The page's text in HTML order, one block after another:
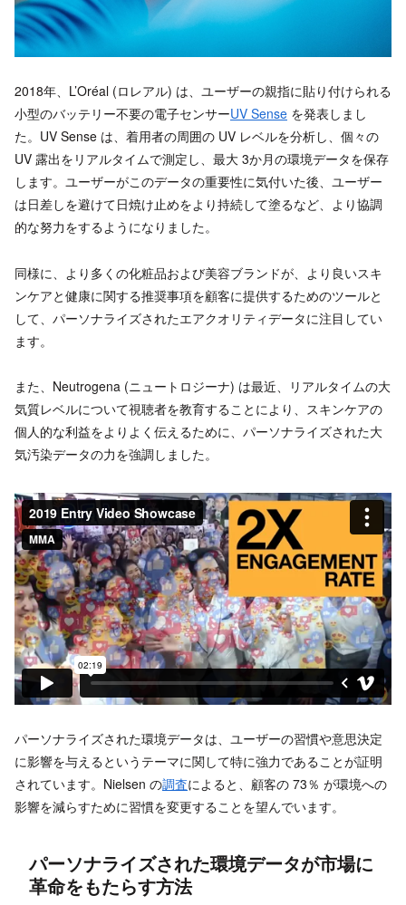
2018年、L’Oréal (ロレアル) は、ユーザーの親指に貼り付けられる
小型のバッテリー不要の電子センサーUV Sense を発表しまし
た。UV Sense は、着用者の周囲の UV レベルを分析し、個々の
UV 露出をリアルタイムで測定し、最大 3か月の環境データを保存
します。ユーザーがこのデータの重要性に気付いた後、ユーザー
は日差しを避けて日焼け止めをより持続して塗るなど、より協調
的な努力をするようになりました。
同様に、より多くの化粧品および美容ブランドが、より良いスキ
ンケアと健康に関する推奨事項を顧客に提供するためのツールと
して、パーソナライズされたエアクオリティデータに注目してい
ます。
また、Neutrogena (ニュートロジーナ) は最近、リアルタイムの大
気質レベルについて視聴者を教育することにより、スキンケアの
個人的な利益をよりよく伝えるために、パーソナライズされた大
気汚染データの力を強調しました。
パーソナライズされた環境データは、ユーザーの習慣や意思決定
に影響を与えるというテーマに関して特に強力であることが証明
されています。Nielsen の調査によると、顧客の 73％ が環境への
影響を減らすために習慣を変更することを望んでいます。
パーソナライズされた環境データが市場に
革命をもたらす方法